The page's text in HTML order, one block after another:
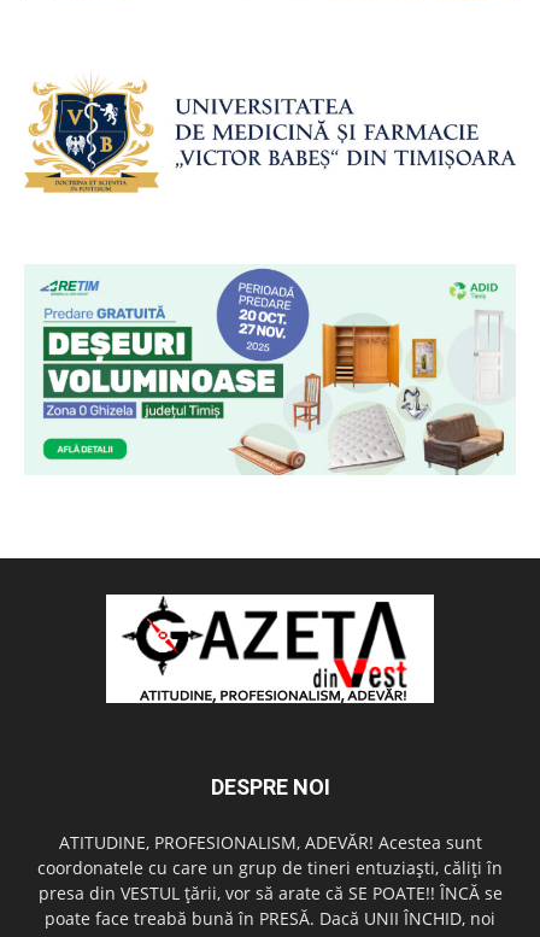
DESPRE NOI
ATITUDINE, PROFESIONALISM, ADEVĂR! Acestea sunt
coordonatele cu care un grup de tineri entuziaşti, căliţi în
presa din VESTUL ţării, vor să arate că SE POATE!! ÎNCĂ se
poate face treabă bună în PRESĂ. Dacă UNII ÎNCHID, noi